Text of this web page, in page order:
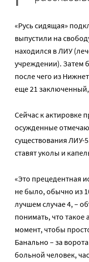
«Русь сидящая»
выпустили на
находился в ЛИУ
учреждении). Затем
после чего из
еще 21 заключенный,
Сейчас к актировке
осужденные
существования ЛИУ-
ставят уколы и
«Это прецедентная
не было, обычно из
лучшем случае 4, –
понимать, что такое
момент, чтобы
Банально – за
больной человек,